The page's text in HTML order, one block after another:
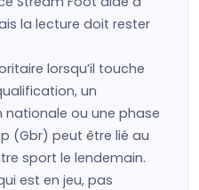
la lecture doit rester
lorsqu’il touche
un
nationale ou une phase
(Gbr) peut être lié au
sport le lendemain.
est en jeu, pas